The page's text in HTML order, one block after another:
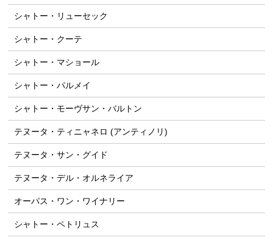
シャトー・リューセック
シャトー・クーテ
シャトー・マショール
シャトー・パルメイ
シャトー・モーヴサン・バルトン
テヌータ・ティニャネロ (アンティノリ)
テヌータ・サン・グイド
テヌータ・デル・オルネライア
オーパス・ワン・ワイナリー
シャトー・ペトリュス